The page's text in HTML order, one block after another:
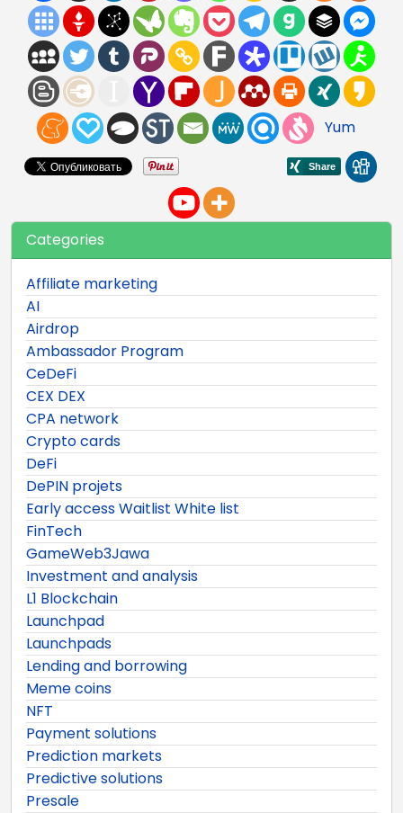
Yum
Categories
Affiliate marketing
AI
Airdrop
Ambassador Program
CeDeFi
CEX DEX
CPA network
Crypto cards
DeFi
DePIN projets
Early access Waitlist White list
FinTech
GameWeb3Jawa
Investment and analysis
L1 Blockchain
Launchpad
Launchpads
Lending and borrowing
Meme coins
NFT
Payment solutions
Prediction markets
Predictive solutions
Presale